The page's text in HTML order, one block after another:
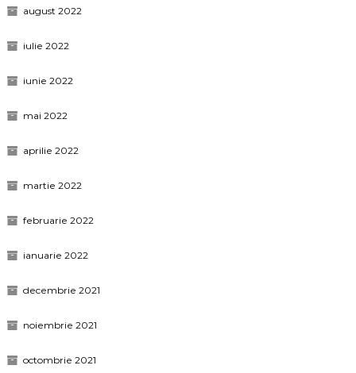
august 2022
iulie 2022
iunie 2022
mai 2022
aprilie 2022
martie 2022
februarie 2022
ianuarie 2022
decembrie 2021
noiembrie 2021
octombrie 2021